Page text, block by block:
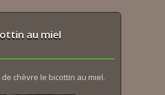
au miel
chèvre le bicottin au miel.